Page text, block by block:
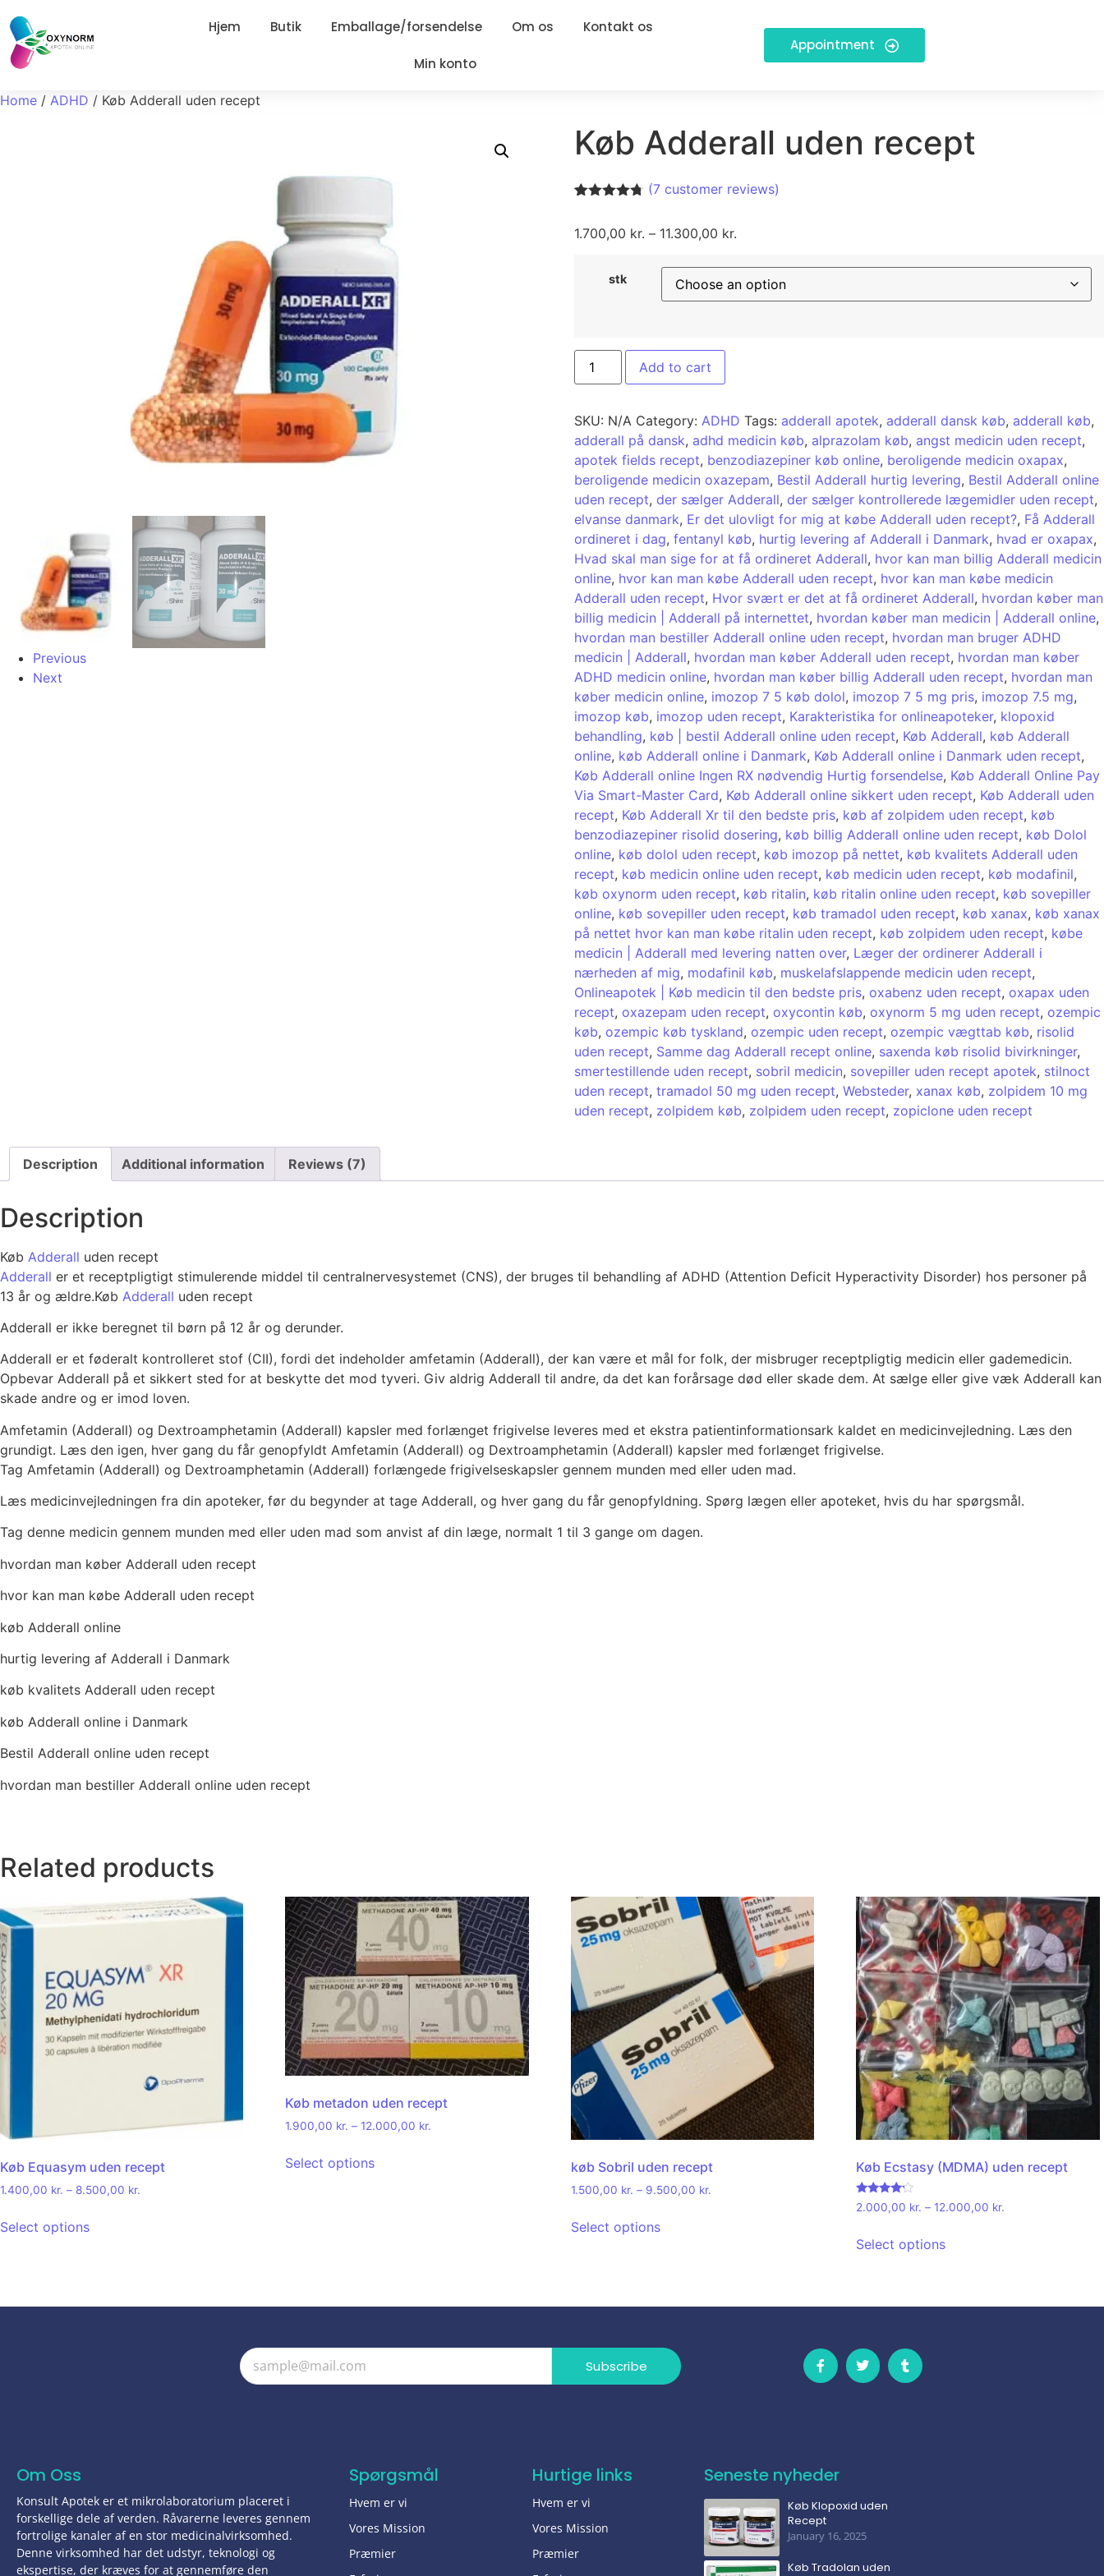
Hjem Butik Emballage/forsendelse Om os Kontakt os
Min konto
Appointment
Home / ADHD / Køb Adderall uden recept
Previous
Next
Køb Adderall uden recept
based on
(7 customer reviews)
1.700,00 kr. – 11.300,00 kr.
stk
Add to cart
SKU: N/A Category: ADHD Tags: adderall apotek, adderall dansk køb, adderall køb,
adderall på dansk, adhd medicin køb, alprazolam køb, angst medicin uden recept,
apotek fields recept, benzodiazepiner køb online, beroligende medicin oxapax,
beroligende medicin oxazepam, Bestil Adderall hurtig levering, Bestil Adderall online
uden recept, der sælger Adderall, der sælger kontrollerede lægemidler uden recept,
elvanse danmark, Er det ulovligt for mig at købe Adderall uden recept?, Få Adderall
ordineret i dag, fentanyl køb, hurtig levering af Adderall i Danmark, hvad er oxapax,
Hvad skal man sige for at få ordineret Adderall, hvor kan man billig Adderall medicin
online, hvor kan man købe Adderall uden recept, hvor kan man købe medicin
Adderall uden recept, Hvor svært er det at få ordineret Adderall, hvordan køber man
billig medicin | Adderall på internettet, hvordan køber man medicin | Adderall online,
hvordan man bestiller Adderall online uden recept, hvordan man bruger ADHD
medicin | Adderall, hvordan man køber Adderall uden recept, hvordan man køber
ADHD medicin online, hvordan man køber billig Adderall uden recept, hvordan man
køber medicin online, imozop 7 5 køb dolol, imozop 7 5 mg pris, imozop 7.5 mg,
imozop køb, imozop uden recept, Karakteristika for onlineapoteker, klopoxid
behandling, køb | bestil Adderall online uden recept, Køb Adderall, køb Adderall
online, køb Adderall online i Danmark, Køb Adderall online i Danmark uden recept,
Køb Adderall online Ingen RX nødvendig Hurtig forsendelse, Køb Adderall Online Pay
Via Smart-Master Card, Køb Adderall online sikkert uden recept, Køb Adderall uden
recept, Køb Adderall Xr til den bedste pris, køb af zolpidem uden recept, køb
benzodiazepiner risolid dosering, køb billig Adderall online uden recept, køb Dolol
online, køb dolol uden recept, køb imozop på nettet, køb kvalitets Adderall uden
recept, køb medicin online uden recept, køb medicin uden recept, køb modafinil,
køb oxynorm uden recept, køb ritalin, køb ritalin online uden recept, køb sovepiller
online, køb sovepiller uden recept, køb tramadol uden recept, køb xanax, køb xanax
på nettet hvor kan man købe ritalin uden recept, køb zolpidem uden recept, købe
medicin | Adderall med levering natten over, Læger der ordinerer Adderall i
nærheden af ​​mig, modafinil køb, muskelafslappende medicin uden recept,
Onlineapotek | Køb medicin til den bedste pris, oxabenz uden recept, oxapax uden
recept, oxazepam uden recept, oxycontin køb, oxynorm 5 mg uden recept, ozempic
køb, ozempic køb tyskland, ozempic uden recept, ozempic vægttab køb, risolid
uden recept, Samme dag Adderall recept online, saxenda køb risolid bivirkninger,
smertestillende uden recept, sobril medicin, sovepiller uden recept apotek, stilnoct
uden recept, tramadol 50 mg uden recept, Websteder, xanax køb, zolpidem 10 mg
uden recept, zolpidem køb, zolpidem uden recept, zopiclone uden recept
Description Additional information Reviews (7)
Description
Køb Adderall uden recept
Adderall er et receptpligtigt stimulerende middel til centralnervesystemet (CNS), der bruges til behandling af ADHD (Attention Deficit Hyperactivity Disorder) hos personer på
13 år og ældre.Køb Adderall uden recept
Adderall er ikke beregnet til børn på 12 år og derunder.
Adderall er et føderalt kontrolleret stof (CII), fordi det indeholder amfetamin (Adderall), der kan være et mål for folk, der misbruger receptpligtig medicin eller gademedicin.
Opbevar Adderall på et sikkert sted for at beskytte det mod tyveri. Giv aldrig Adderall til andre, da det kan forårsage død eller skade dem. At sælge eller give væk Adderall kan
skade andre og er imod loven.
Amfetamin (Adderall) og Dextroamphetamin (Adderall) kapsler med forlænget frigivelse leveres med et ekstra patientinformationsark kaldet en medicinvejledning. Læs den
grundigt. Læs den igen, hver gang du får genopfyldt Amfetamin (Adderall) og Dextroamphetamin (Adderall) kapsler med forlænget frigivelse.
Tag Amfetamin (Adderall) og Dextroamphetamin (Adderall) forlængede frigivelseskapsler gennem munden med eller uden mad.
Læs medicinvejledningen fra din apoteker, før du begynder at tage Adderall, og hver gang du får genopfyldning. Spørg lægen eller apoteket, hvis du har spørgsmål.
Tag denne medicin gennem munden med eller uden mad som anvist af din læge, normalt 1 til 3 gange om dagen.
hvordan man køber Adderall uden recept
hvor kan man købe Adderall uden recept
køb Adderall online
hurtig levering af Adderall i Danmark
køb kvalitets Adderall uden recept
køb Adderall online i Danmark
Bestil Adderall online uden recept
hvordan man bestiller Adderall online uden recept
Related products
Køb Equasym uden recept
1.400,00 kr. – 8.500,00 kr.
Select options
Køb metadon uden recept
1.900,00 kr. – 12.000,00 kr.
Select options køb Sobril uden recept
1.500,00 kr. – 9.500,00 kr.
Select options
Køb Ecstasy (MDMA) uden recept
Rated
4.00
2.000,00 kr. – 12.000,00 kr.
Select options
Subscribe
Om Oss
Konsult Apotek er et mikrolaboratorium placeret i
forskellige dele af verden. Råvarerne leveres gennem
fortrolige kanaler af en stor medicinalvirksomhed.
Denne virksomhed har det udstyr, teknologi og
ekspertise, der kræves for at gennemføre den
Spørgsmål
Hvem er vi
Vores Mission
Præmier
Hurtige links
Hvem er vi
Vores Mission
Præmier
Seneste nyheder
Køb Klopoxid uden
Recept
January 16, 2025
Køb Tradolan uden